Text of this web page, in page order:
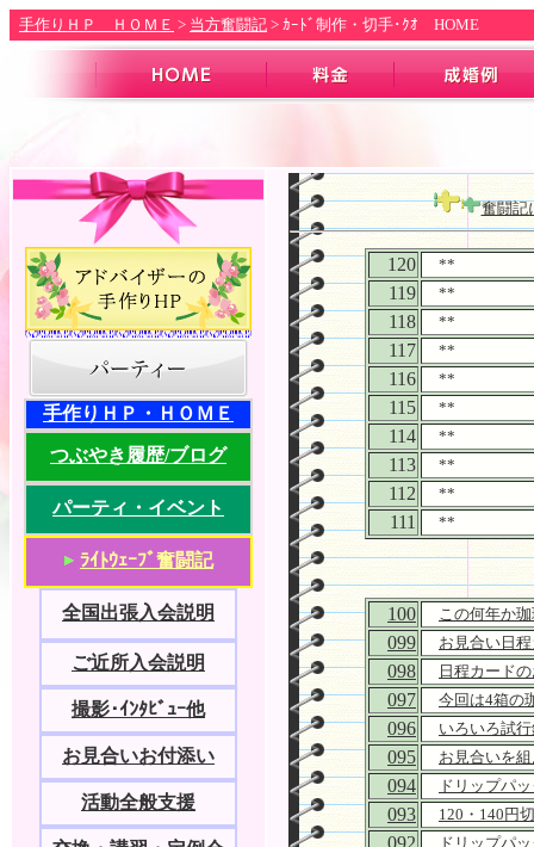
手作りＨＰ ＨＯＭＥ > 当方奮闘記 > ｶｰﾄﾞ制作・切手･ｸｵ HOME
手作りＨＰ・ＨＯＭＥ
つぶやき履歴/ブログ
パーティ・イベント
ﾗｲﾄｳｪｰﾌﾞ奮闘記
全国出張入会説明
ご近所入会説明
撮影･ｲﾝﾀﾋﾞｭｰ他
お見合いお付添い
活動全般支援
奮闘記
120 **
119 **
118 **
117 **
116 **
115 **
114 **
113 **
112 **
111 **
100 この何年か
099 お見合い日
098 日程カード
097 今回は4箱の
096 いろいろ試
095 お見合いを
094 ドリップパ
093 120・140円
092 ドリップパ